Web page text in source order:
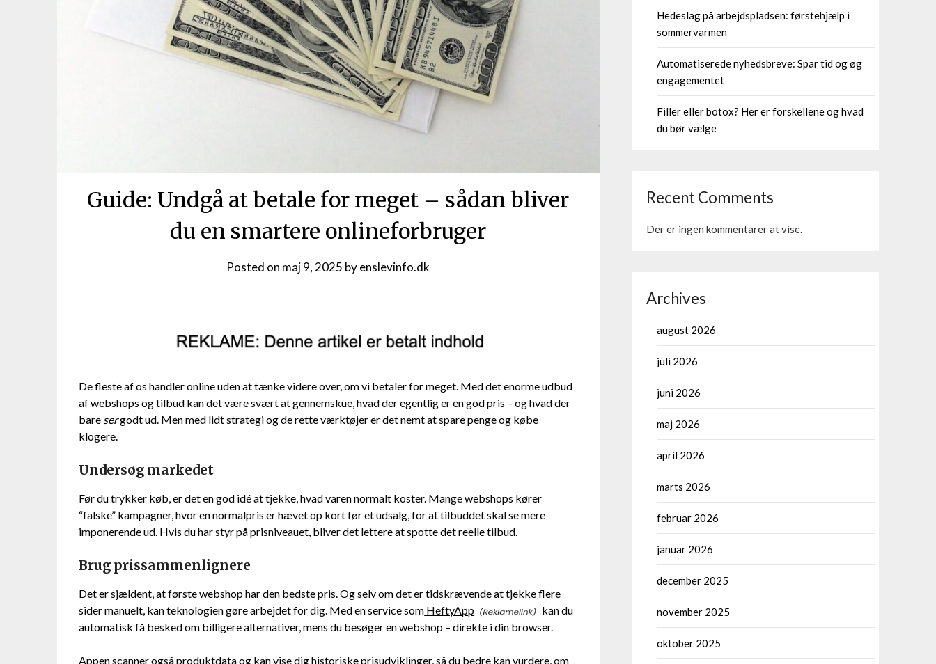
Guide: Undgå at betale for meget – sådan bliver
du en smartere onlineforbruger
Posted on maj 9, 2025 byenslevinfo.dk
De fleste af os handler online uden at tænke videre over, om vi betaler for meget. Med det enorme udbud
af webshops og tilbud kan det være svært at gennemskue, hvad der egentlig er en god pris – og hvad der
bare sergodt ud. Men med lidt strategi og de rette værktøjer er det nemt at spare penge og købe
klogere.
Undersøg markedet
Før du trykker køb, er det en god idé at tjekke, hvad varen normalt koster. Mange webshops kører
“falske” kampagner, hvor en normalpris er hævet op kort før et udsalg, for at tilbuddet skal se mere
imponerende ud. Hvis du har styr på prisniveauet, bliver det lettere at spotte det reelle tilbud.
Brug prissammenlignere
Det er sjældent, at første webshop har den bedste pris. Og selv om det er tidskrævende at tjekke flere
sider manuelt, kan teknologien gøre arbejdet for dig. Med en service som HeftyApp
kan du
automatisk få besked om billigere alternativer, mens du besøger en webshop – direkte i din browser.
Appen scanner også produktdata og kan vise dig historiske prisudviklinger, så du bedre kan vurdere, om
Hedeslag på arbejdspladsen: førstehjælp i
sommervarmen
Automatiserede nyhedsbreve: Spar tid og øg
engagementet
Filler eller botox? Her er forskellene og hvad
du bør vælge
Recent Comments
Der er ingen kommentarer at vise.
Archives
august 2026
juli 2026
juni 2026
maj 2026
april 2026
marts 2026
februar 2026
januar 2026
december 2025
november 2025
oktober 2025